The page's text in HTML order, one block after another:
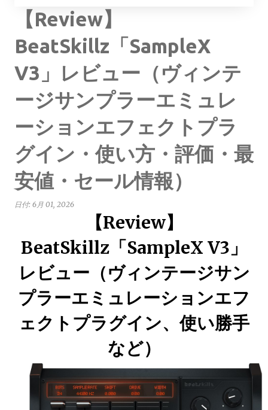
【Review】
BeatSkillz「SampleX
V3」レビュー（ヴィンテ
ージサンプラーエミュレ
ーションエフェクトプラ
グイン・使い方・評価・最
安値・セール情報）
日付: 6月 01, 2026
【Review】
BeatSkillz「SampleX V3」
レビュー（ヴィンテージサン
プラーエミュレーションエフ
ェクトプラグイン、使い勝手
など）